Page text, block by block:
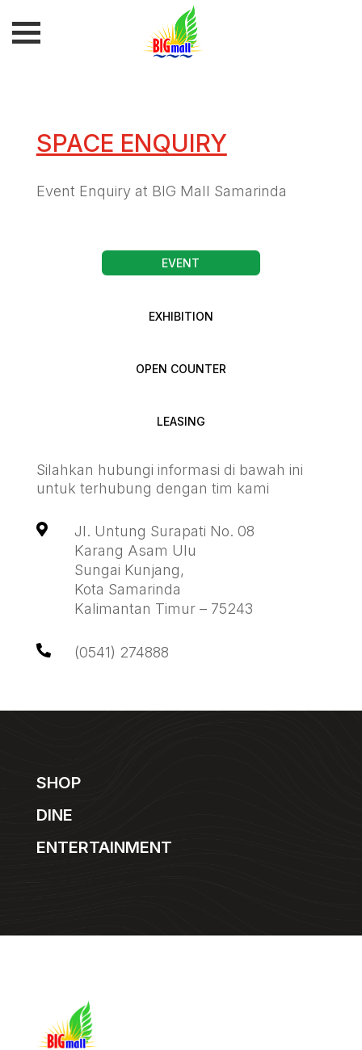
SPACE ENQUIRY
Event Enquiry at BIG Mall Samarinda
EVENT
EXHIBITION
OPEN COUNTER
LEASING
Silahkan hubungi informasi di bawah ini
untuk terhubung dengan tim kami

Jl. Untung Surapati No. 08
Karang Asam Ulu
Sungai Kunjang,
Kota Samarinda
Kalimantan Timur – 75243
 (0541) 274888
SHOP
DINE
ENTERTAINMENT